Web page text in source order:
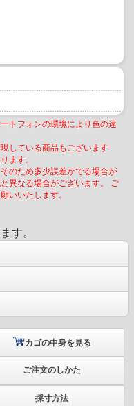
トフォンの環境により色の違
している商品もございます
ます。
のため多少誤差がでる場合が
異なる場合がございます。 ご
いいたします。
す。
カゴの中身を見る
ご注文のしかた
採寸方法